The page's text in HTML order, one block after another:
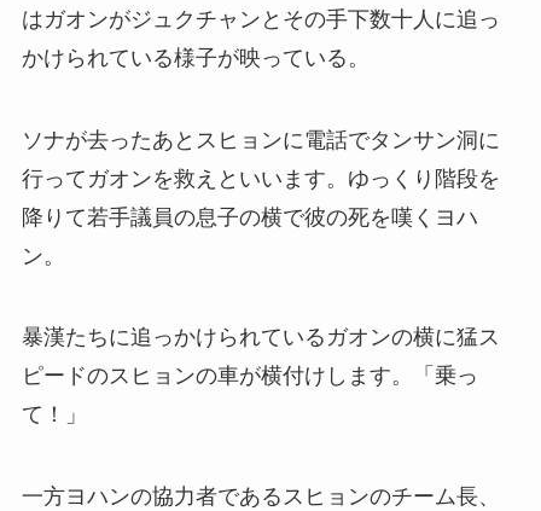
はガオンがジュクチャンとその手下数十人に追っ
かけられている様子が映っている。
ソナが去ったあとスヒョンに電話でタンサン洞に
行ってガオンを救えといいます。ゆっくり階段を
降りて若手議員の息子の横で彼の死を嘆くヨハ
ン。
暴漢たちに追っかけられているガオンの横に猛ス
ピードのスヒョンの車が横付けします。「乗っ
て！」
一方ヨハンの協力者であるスヒョンのチーム長、